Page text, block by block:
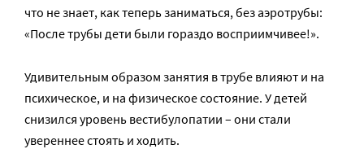
что не знает, как теперь заниматься, без аэротрубы:
«После трубы дети были гораздо восприимчивее!».
Удивительным образом занятия в трубе влияют и на
психическое, и на физическое состояние. У детей
снизился уровень вестибулопатии – они стали
увереннее стоять и ходить.